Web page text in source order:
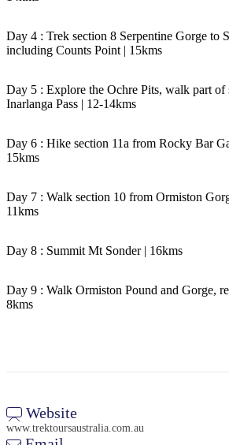
Day 4 : Trek section 8 Serpentine Gorge to
including Counts Point | 15kms
Day 5 : Explore the Ochre Pits, walk part
Inarlanga Pass | 12-14kms
Day 6 : Hike section 11a from Rocky Bar
15kms
Day 7 : Walk section 10 from Ormiston
11kms
Day 8 : Summit Mt Sonder | 16kms
Day 9 : Walk Ormiston Pound and Gorge,
8kms
Website
www.trektoursaustralia.com.au